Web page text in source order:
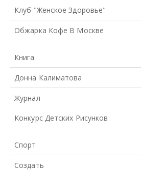
Клуб "Женское Здоровье"
Обжарка Кофе В Москве
Книга
Донна Калиматова
Журнал
Конкурс Детских Рисунков
Спорт
Создать